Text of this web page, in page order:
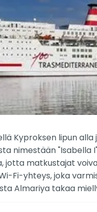
Kyproksen lipun
nimestään "Isabella
jotta matkustajat
Fi-yhteys, joka
Almariya takaa